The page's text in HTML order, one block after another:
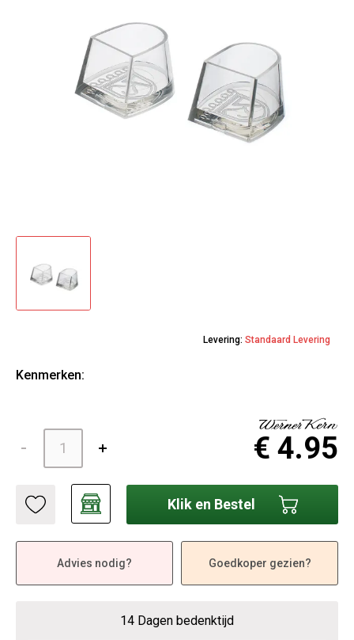
Levering: Standaard Levering
Kenmerken:
€ 4.95
Klik en Bestel
Advies nodig? Goedkoper gezien?
14 Dagen bedenktijd